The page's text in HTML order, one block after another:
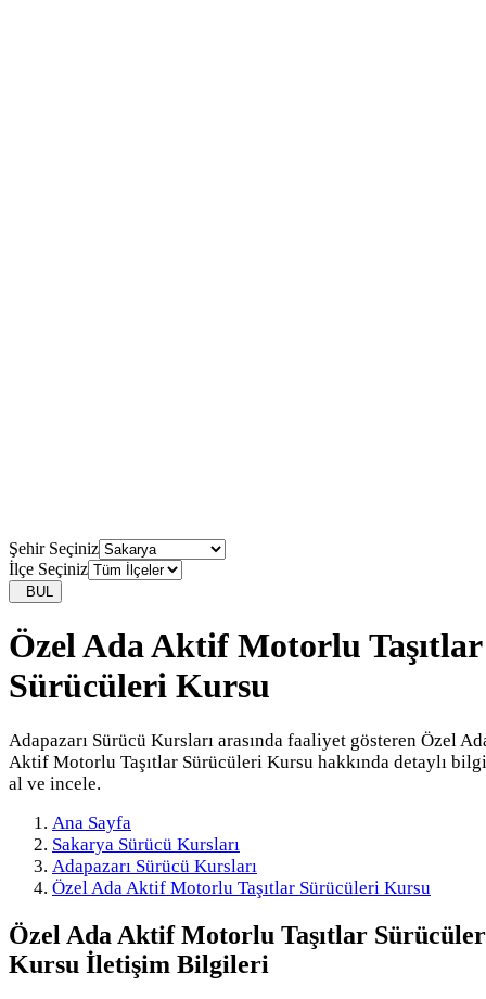
Şehir Seçiniz
İlçe Seçiniz
BUL
Özel Ada Aktif Motorlu Taşıtlar
Sürücüleri Kursu
Adapazarı Sürücü Kursları arasında faaliyet gösteren Özel
Aktif Motorlu Taşıtlar Sürücüleri Kursu hakkında detaylı bilgi
al ve incele.
Ana Sayfa
Sakarya Sürücü Kursları
Adapazarı Sürücü Kursları
Özel Ada Aktif Motorlu Taşıtlar Sürücüleri Kursu
Özel Ada Aktif Motorlu Taşıtlar
Kursu İletişim Bilgileri